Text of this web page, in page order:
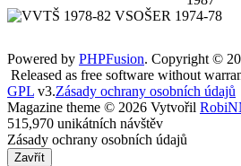
Powered by PHPFusion. Copyright ©
Released as free software without
GPL v3.Zásady ochrany osobních údajů
Magazine theme © 2026 Vytvořil
515,970 unikátních návštěv
Zásady ochrany osobních údajů
Zavřít